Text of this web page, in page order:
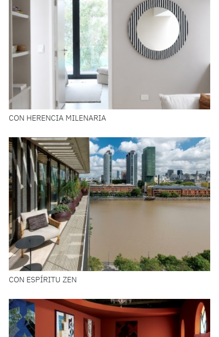
CON HERENCIA MILENARIA
CON ESPÍRITU ZEN